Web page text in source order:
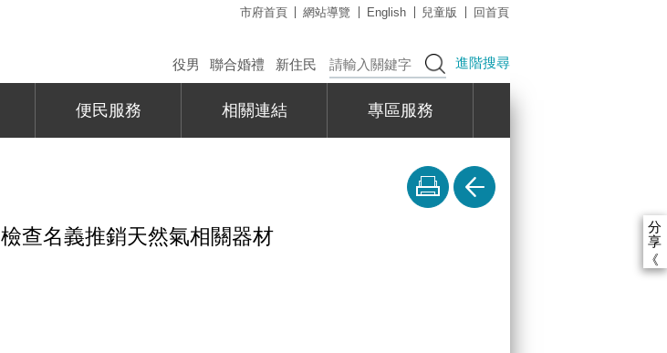
市府首頁 網站導覽 English 兒童版 回首頁
役男 聯合婚禮 新住民 進階搜尋
便民服務 相關連結 專區服務
分
享
《
查名義推銷天然氣相關器材